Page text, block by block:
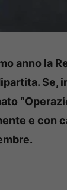
anno la
Se,
e con